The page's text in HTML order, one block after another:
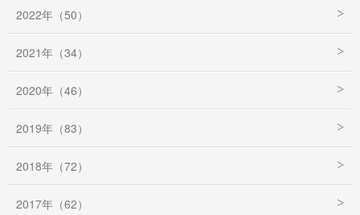
2022年（50）
2021年（34）
2020年（46）
2019年（83）
2018年（72）
2017年（62）